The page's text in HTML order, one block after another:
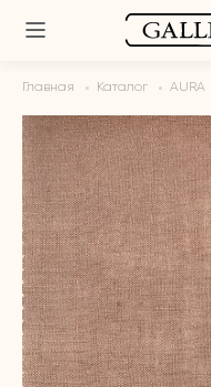
Главная Каталог AURA